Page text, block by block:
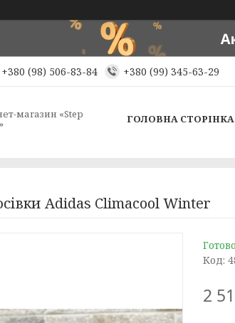
+380 (98) 506-83-84 +380 (99) 345-63-29
магазин «Step ГОЛОВНА СТОРІНКА
Adidas Climacool Winter
Код:
2